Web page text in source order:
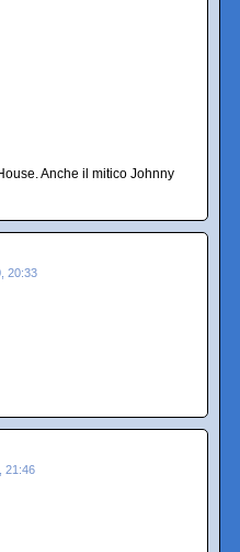
Anche il mitico Johnny
20:33
21:46